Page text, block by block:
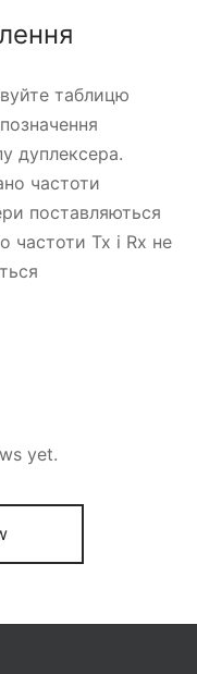
таблицю
дуплексера.
частоти
поставляються
частоти Tx і Rx не
yet.